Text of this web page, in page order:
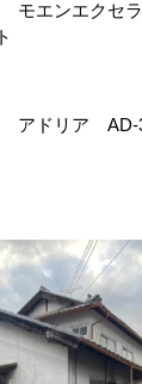
モエンエクセ
アドリア AD-